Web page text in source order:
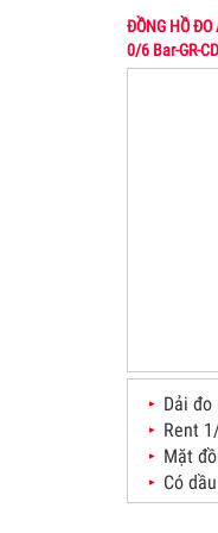
05
ĐỒNG HỒ ĐO
0/6 Bar-GR-
Dải đo
Rent
Mặt
Có dầu